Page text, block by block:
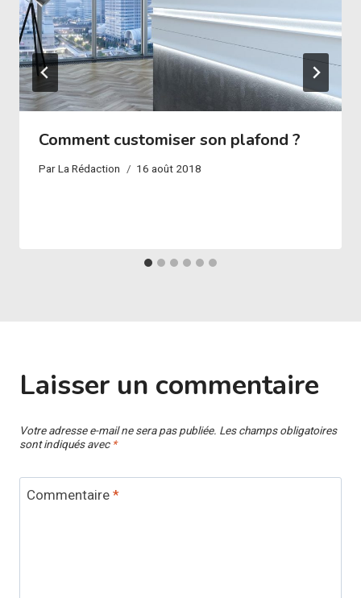
Comment customiser son plafond ?
ParLa Rédaction 16 août 2018
Laisser un commentaire
Votre adresse e-mail ne sera pas publiée. Les champs obligatoires
sont indiqués avec *
Commentaire *